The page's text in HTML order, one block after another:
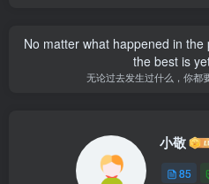
No matter what happened in
the best is
无论过去发生过什么，你都
小敬
85